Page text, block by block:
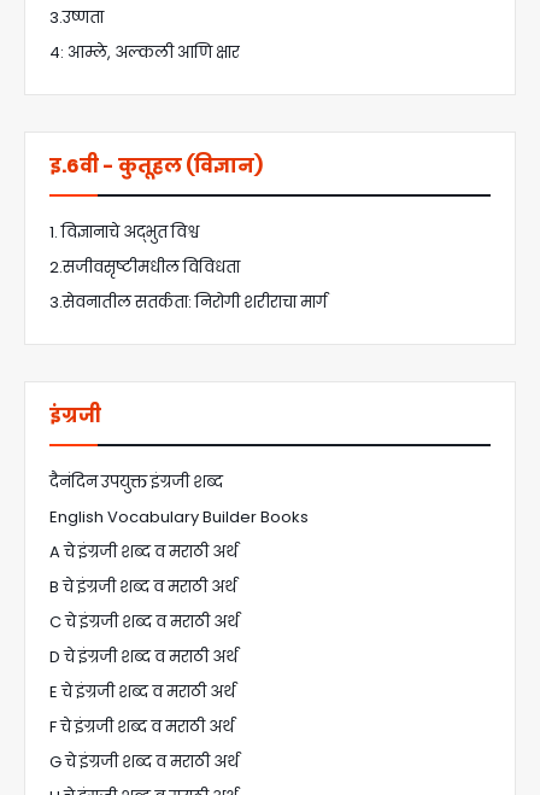
3.उष्णता
4: आम्ले, अल्कली आणि क्षार
इ.6वी - कुतूहल (विज्ञान)
1. विज्ञानाचे अद्भुत विश्व
2.सजीवसृष्टीमधील विविधता
3.सेवनातील सतर्कता: निरोगी शरीराचा मार्ग
इंग्रजी
दैनंदिन उपयुक्त इंग्रजी शब्द
English Vocabulary Builder Books
A चे इंग्रजी शब्द व मराठी अर्थ
B चे इंग्रजी शब्द व मराठी अर्थ
C चे इंग्रजी शब्द व मराठी अर्थ
D चे इंग्रजी शब्द व मराठी अर्थ
E चे इंग्रजी शब्द व मराठी अर्थ
F चे इंग्रजी शब्द व मराठी अर्थ
G चे इंग्रजी शब्द व मराठी अर्थ